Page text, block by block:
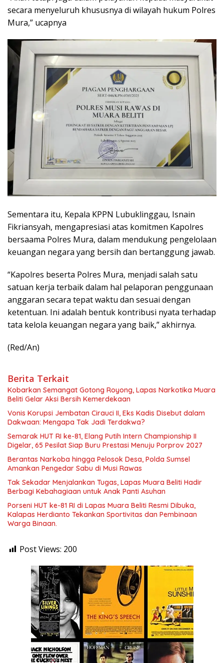
secara menyeluruh khususnya di wilayah hukum Polres
Mura,” ucapnya
Sementara itu, Kepala KPPN Lubuklinggau, Isnain
Fikriansyah, mengapresiasi atas komitmen Kapolres
bersaama Polres Mura, dalam mendukung pengelolaan
keuangan negara yang bersih dan bertanggung jawab.
“Kapolres beserta Polres Mura, menjadi salah satu
satuan kerja terbaik dalam hal pelaporan penggunaan
anggaran secara tepat waktu dan sesuai dengan
ketentuan. Ini adalah bentuk kontribusi nyata terhadap
tata kelola keuangan negara yang baik,” akhirnya.
(Red/An)
Berita Terkait
Kobarkan Semangat Gotong Royong, Lapas Narkotika Muara
Beliti Gelar Aksi Bersih Kemerdekaan
Vonis Korupsi Jembatan Cirauci II, Eks Kadis Disebut dalam
Dakwaan: Mengapa Tak Jadi Terdakwa?
Semarak HUT RI ke-81, Elang Putih Intern Championship II
Digelar, 65 Pesilat Siap Buru Prestasi Menuju Porprov 2027
Berantas Narkoba hingga Pelosok Desa, Polda Sumsel
Amankan Pengedar Sabu di Musi Rawas
Tak Sekadar Menjalankan Tugas, Lapas Muara Beliti Hadir
Berbagi Kebahagiaan untuk Anak Panti Asuhan
Porseni HUT ke-81 RI di Lapas Muara Beliti Resmi Dibuka,
Kalapas Herdianto Tekankan Sportivitas dan Pembinaan
Warga Binaan.
Post Views: 200